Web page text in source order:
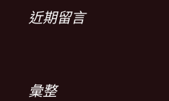
近期留言
彙整